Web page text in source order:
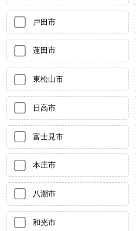
戸田市
蓮田市
東松山市
日高市
富士見市
本庄市
八潮市
和光市